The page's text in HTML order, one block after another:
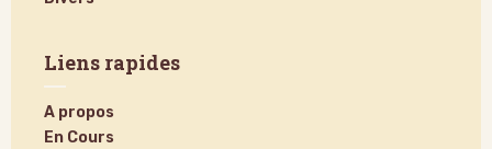
Liens rapides
A propos
En Cours